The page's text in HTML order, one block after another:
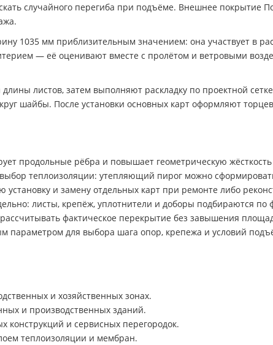
случайного перегиба при подъёме. Внешнее покрытие
1035 мм приблизительным значением: она участвует в
— её оценивают вместе с пролётом и ветровыми
листов, затем выполняют раскладку по проектной
шайбы. После установки основных карт оформляют
продольные рёбра и повышает геометрическую жёсткость
теплоизоляции: утепляющий пирог можно
установку и замену отдельных карт при ремонте либо
листы, крепёж, уплотнители и доборы подбираются по
фактическое перекрытие без завышения
параметром для выбора шага опор, крепежа и условий
и хозяйственных зонах.
и производственных зданий.
конструкций и сервисных перегородок.
теплоизоляции и мембран.